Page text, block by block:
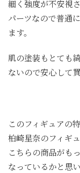
細く強度が不安視
パーツなので普通
ます。
肌の塗装もとても
ないので安心して
このフィギュアの
柏崎星奈のフィギ
こちらの商品がも
なっているかと思